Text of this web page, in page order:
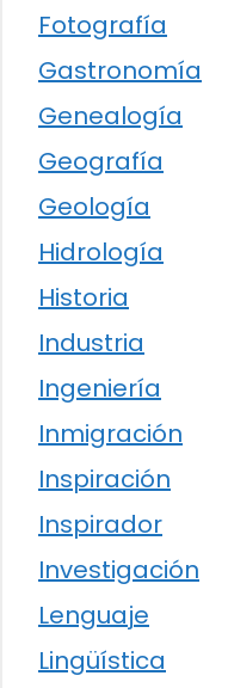
Fotografía
Gastronomía
Genealogía
Geografía
Geología
Hidrología
Historia
Industria
Ingeniería
Inmigración
Inspiración
Inspirador
Investigación
Lenguaje
Lingüística